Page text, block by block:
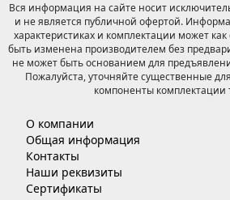
Вся информация на сайте носит
и не является публичной офертой.
характеристиках и комплектации может
быть изменена производителем без
не может быть основанием для
Пожалуйста, уточняйте существенные
компоненты комплектации
О компании
Общая информация
Контакты
Наши реквизиты
Сертификаты